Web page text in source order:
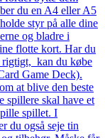
du en A4 eller A5
styr på alle dine
og bladre i
flotte kort. Har du
kan du købe
Game Deck).
at blive den beste
spillere skal have et
spillet. I
du også seje tin